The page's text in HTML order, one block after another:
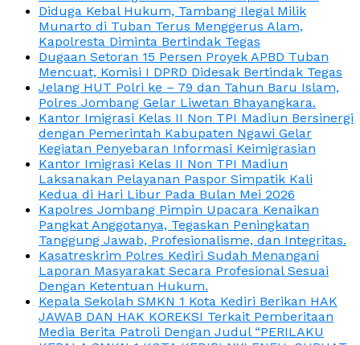
Diduga Kebal Hukum, Tambang Ilegal Milik
Munarto di Tuban Terus Menggerus Alam,
Kapolresta Diminta Bertindak Tegas
Dugaan Setoran 15 Persen Proyek APBD Tuban
Mencuat, Komisi I DPRD Didesak Bertindak Tegas
Jelang HUT Polri ke – 79 dan Tahun Baru Islam,
Polres Jombang Gelar Liwetan Bhayangkara.
Kantor Imigrasi Kelas II Non TPI Madiun Bersinergi
dengan Pemerintah Kabupaten Ngawi Gelar
Kegiatan Penyebaran Informasi Keimigrasian
Kantor Imigrasi Kelas II Non TPI Madiun
Laksanakan Pelayanan Paspor Simpatik Kali
Kedua di Hari Libur Pada Bulan Mei 2026
Kapolres Jombang Pimpin Upacara Kenaikan
Pangkat Anggotanya, Tegaskan Peningkatan
Tanggung Jawab, Profesionalisme, dan Integritas.
Kasatreskrim Polres Kediri Sudah Menangani
Laporan Masyarakat Secara Profesional Sesuai
Dengan Ketentuan Hukum.
Kepala Sekolah SMKN 1 Kota Kediri Berikan HAK
JAWAB DAN HAK KOREKSI Terkait Pemberitaan
Media Berita Patroli Dengan Judul “PERILAKU